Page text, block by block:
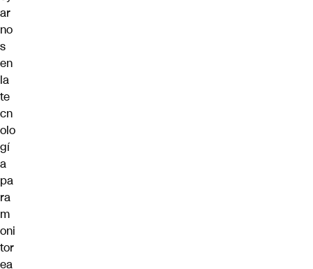
ar
no
s
en
la
te
cn
olo
gí
a
pa
ra
m
oni
tor
ea